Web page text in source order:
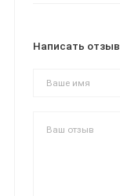
Написать отзыв